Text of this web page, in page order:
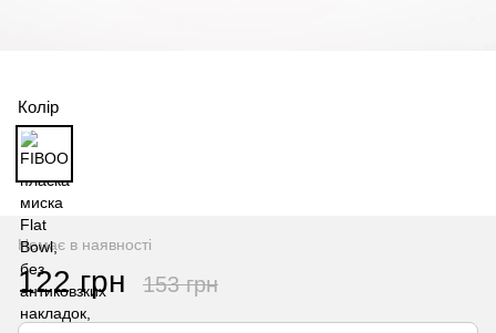
Колір
Немає в наявності
122 грн 153 грн